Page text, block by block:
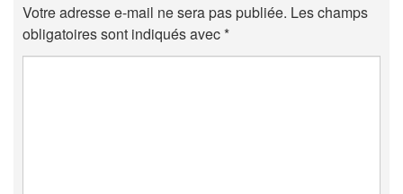
Votre adresse e-mail ne sera pas publiée. Les champs
obligatoires sont indiqués avec*